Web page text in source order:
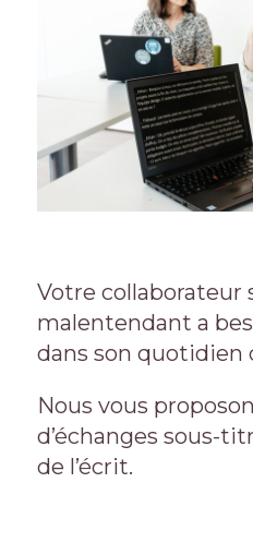
Votre collaborateur
malentendant a
dans son quotidien
Nous vous
d’échanges sous-
de l’écrit.